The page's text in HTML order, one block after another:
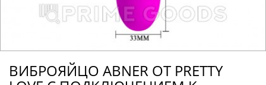
ВИБРОЯЙЦО ABNER ОТ PRETTY